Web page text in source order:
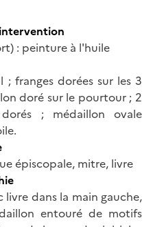
: peinture à l'huile
franges dorées sur les 3
doré sur le pourtour ; 2
; médaillon ovale
épiscopale, mitre, livre
livre dans la main gauche,
entouré de motifs